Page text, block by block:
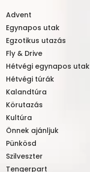
Advent
Egynapos utak
Egzotikus utazás
Fly & Drive
Hétvégi egynapos utak
Hétvégi túrák
Kalandtúra
Körutazás
Kultúra
Önnek ajánljuk
Pünkösd
Szilveszter
Tengerpart